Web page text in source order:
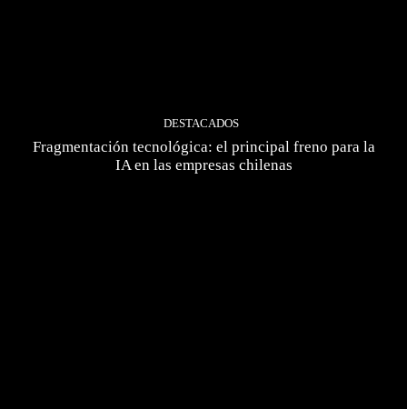
DESTACADOS
Fragmentación tecnológica: el principal freno para la
IA en las empresas chilenas